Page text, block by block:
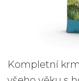
Kompletní